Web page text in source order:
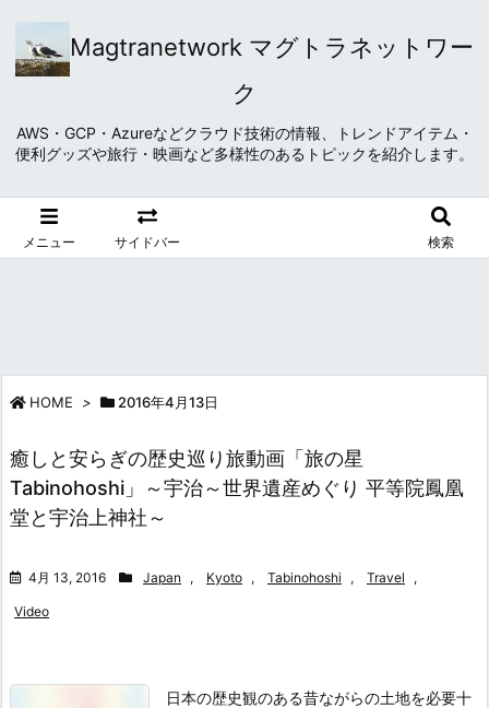
Magtranetwork マグトラネットワー
ク
AWS・GCP・Azureなどクラウド技術の情報、トレンドアイテム・
便利グッズや旅行・映画など多様性のあるトピックを紹介します。
メニュー サイドバー 検索
HOME > 2016年4月13日
癒しと安らぎの歴史巡り旅動画「旅の星
Tabinohoshi」～宇治～世界遺産めぐり 平等院鳳凰
堂と宇治上神社～
4月 13, 2016 Japan , Kyoto , Tabinohoshi , Travel ,
Video
日本の歴史観のある昔ながらの土地を必要十